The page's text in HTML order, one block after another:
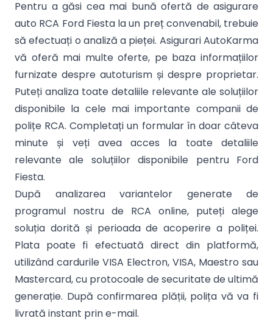
Pentru a găsi cea mai bună ofertă de asigurare
auto RCA Ford Fiesta la un preț convenabil, trebuie
să efectuați o analiză a pieței. Asigurari AutoKarma
vă oferă mai multe oferte, pe baza informațiilor
furnizate despre autoturism și despre proprietar.
Puteți analiza toate detaliile relevante ale soluțiilor
disponibile la cele mai importante companii de
polițe RCA. Completați un formular în doar câteva
minute și veți avea acces la toate detaliile
relevante ale soluțiilor disponibile pentru Ford
Fiesta.
După analizarea variantelor generate de
programul nostru de RCA online, puteți alege
soluția dorită și perioada de acoperire a poliței.
Plata poate fi efectuată direct din platformă,
utilizând cardurile VISA Electron, VISA, Maestro sau
Mastercard, cu protocoale de securitate de ultimă
generație. După confirmarea plății, polița vă va fi
livrată instant prin e-mail.